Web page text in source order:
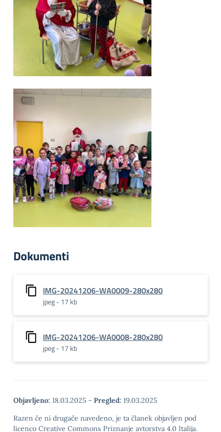
Dokumenti
IMG-20241206-WA0009-280x280
jpeg - 17 kb
IMG-20241206-WA0008-280x280
jpeg - 17 kb
Objavljeno: 18.03.2025 - Pregled: 19.03.2025
Razen če ni drugače navedeno, je ta članek objavljen pod
licenco Creative Commons Priznanje avtorstva 4.0 Italija.